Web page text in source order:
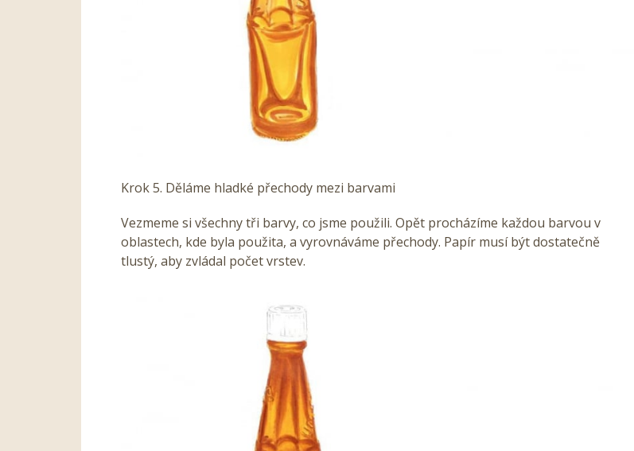
Krok 5. Děláme hladké přechody mezi barvami
Vezmeme si všechny tři barvy, co jsme použili. Opět procházíme každou barvou v
oblastech, kde byla použita, a vyrovnáváme přechody. Papír musí být dostatečně
tlustý, aby zvládal počet vrstev.